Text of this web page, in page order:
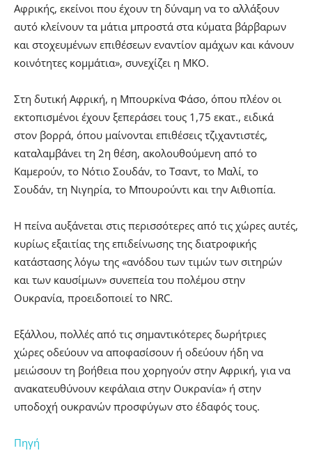
Αφρικής, εκείνοι που έχουν τη δύναμη να το αλλάξουν
αυτό κλείνουν τα μάτια μπροστά στα κύματα βάρβαρων
και στοχευμένων επιθέσεων εναντίον αμάχων και κάνουν
κοινότητες κομμάτια», συνεχίζει η ΜΚΟ.
Στη δυτική Αφρική, η Μπουρκίνα Φάσο, όπου πλέον οι
εκτοπισμένοι έχουν ξεπεράσει τους 1,75 εκατ., ειδικά
στον βορρά, όπου μαίνονται επιθέσεις τζιχαντιστές,
καταλαμβάνει τη 2η θέση, ακολουθούμενη από το
Καμερούν, το Νότιο Σουδάν, το Τσαντ, το Μαλί, το
Σουδάν, τη Νιγηρία, το Μπουρούντι και την Αιθιοπία.
Η πείνα αυξάνεται στις περισσότερες από τις χώρες αυτές,
κυρίως εξαιτίας της επιδείνωσης της διατροφικής
κατάστασης λόγω της «ανόδου των τιμών των σιτηρών
και των καυσίμων» συνεπεία του πολέμου στην
Ουκρανία, προειδοποιεί το NRC.
Εξάλλου, πολλές από τις σημαντικότερες δωρήτριες
χώρες οδεύουν να αποφασίσουν ή οδεύουν ήδη να
μειώσουν τη βοήθεια που χορηγούν στην Αφρική, για να
ανακατευθύνουν κεφάλαια στην Ουκρανία» ή στην
υποδοχή ουκρανών προσφύγων στο έδαφός τους.
Πηγή